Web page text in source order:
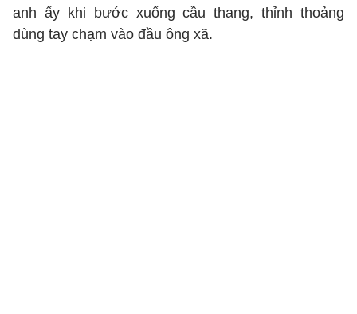
anh ấy khi bước xuống cầu thang, thỉnh thoảng
dùng tay chạm vào đầu ông xã.